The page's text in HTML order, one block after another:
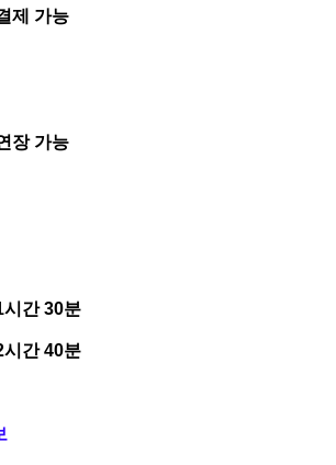
제 가능
장 가능
시간 30분
시간 40분